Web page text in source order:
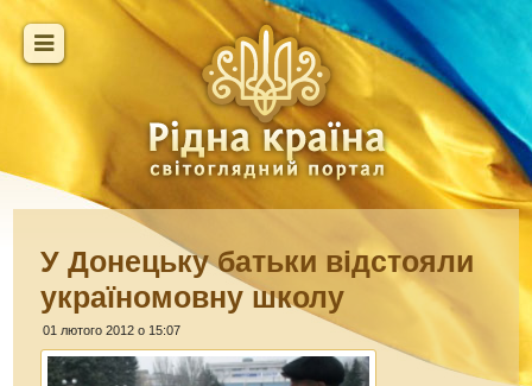
У Донецьку батьки відстояли
україномовну школу
01 лютого 2012 о 15:07